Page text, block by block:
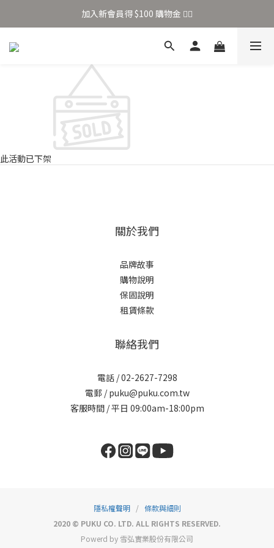
加入新會員得 $100 購物金 👉🏻
加入新會員得 $100 購物金 👉🏻
全站滿 $699 享免運
加入新會員得 $100 購物金 👉🏻
此活動已下架
關於我們
品牌故事
購物說明
保固說明
租賃條款
聯絡我們
電話 / 02-2627-7298
電郵 / puku@puku.com.tw
客服時間 / 平日 09:00am-18:00pm
隱私權聲明/ 條款與細則
2020 © PUKU CO. LTD. ALL RIGHTS RESERVED.
Powerd by 雪弘實業股份有限公司